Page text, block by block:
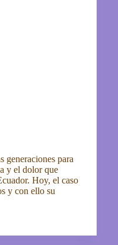
generaciones para
y el dolor que
Hoy, el caso
y con ello su